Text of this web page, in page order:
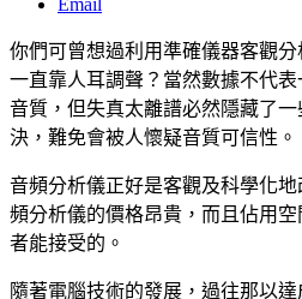
你們可曾想過利用準確儀器客觀
一直靠人耳調聲？當然數據不代
音質，但失真太離譜必然隱藏了
決，難免會被人懷疑音質可信性。
音頻分析儀正好是客觀及科學化
頻分析儀的價格昂貴，而且佔用
者能接受的。
隨著電腦技術的發展，過往那以